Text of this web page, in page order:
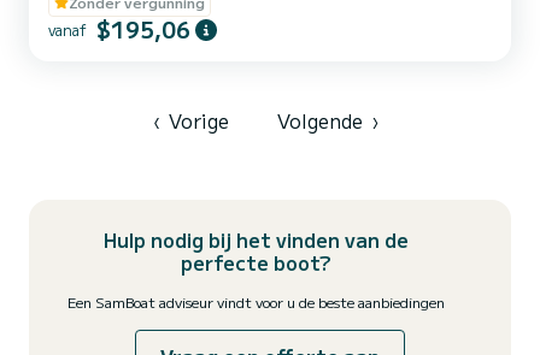
opblaasboot kan zonder vaarbewijs worden gehuurd als u 18 jaar
oud bent oud en is uitgerust met een groot zonnedek op de boeg en
vanaf $195,06
‹ Vorige Volgende ›
Hulp nodig bij het vinden van de
perfecte boot?
Een SamBoat adviseur vindt voor u de beste aanbiedingen